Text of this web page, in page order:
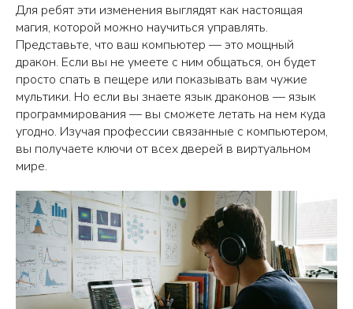
Для ребят эти изменения выглядят как настоящая
магия, которой можно научиться управлять.
Представьте, что ваш компьютер — это мощный
дракон. Если вы не умеете с ним общаться, он будет
просто спать в пещере или показывать вам чужие
мультики. Но если вы знаете язык драконов — язык
программирования — вы сможете летать на нем куда
угодно. Изучая профессии связанные с компьютером,
вы получаете ключи от всех дверей в виртуальном
мире.